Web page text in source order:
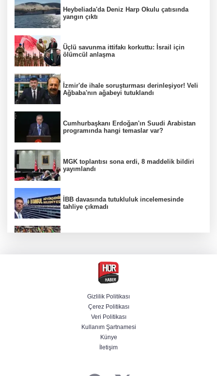
Heybeliada'da Deniz Harp Okulu çatısında
yangın çıktı
Üçlü savunma ittifakı korkuttu: İsrail için
ölümcül anlaşma
İzmir'de ihale soruşturması derinleşiyor! Veli
Ağbaba'nın ağabeyi tutuklandı
Cumhurbaşkanı Erdoğan'ın Suudi Arabistan
programında hangi temaslar var?
MGK toplantısı sona erdi, 8 maddelik bildiri
yayımlandı
İBB davasında tutukluluk incelemesinde
tahliye çıkmadı
Venezuela'da iktidar partisi ile muhalefet
mutabık kaldı
Derin taarruz, yüksek hassasiyet! Bayraktar
AKINCI TİHA TOLUN P ile vurdu
BM'nin teklifine Türk tarafından kabul,
Gizlilik Politikası
Çerez Politikası
Veri Politikası
Kullanım Şartnamesi
Künye
İletişim